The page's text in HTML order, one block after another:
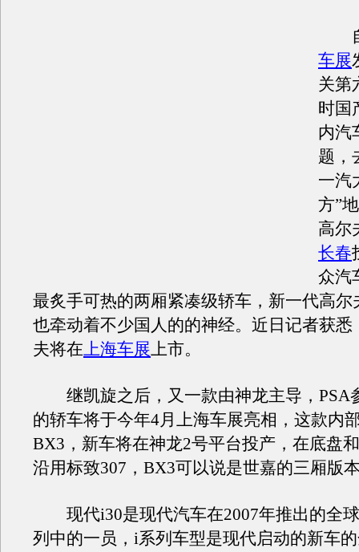
自
车展
关第
时国
内汽
题，
一汽
方”
高尔
长春
众汽
最炙手可热的两厢紧凑级轿车，新一代高尔
也牵动着不少国人的的神经。近日记者获悉
夫将在上海车展上市。
继凯旋之后，又一款由神龙主导，PSA
的轿车将于今年4月上海车展亮相，这款内
BX3，新车将在神龙2号平台投产，在底盘
沿用标致307，BX3可以说是世嘉的三厢版
现代i30是现代汽车在2007年推出的全
列中的一员，i系列车型是现代启动的新车